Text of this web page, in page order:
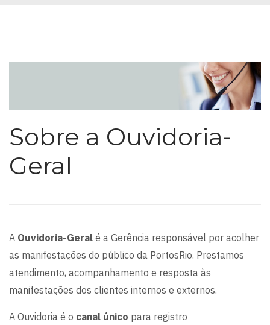
Sobre a Ouvidoria-
Geral
A Ouvidoria-Geral é a Gerência responsável por acolher
as manifestações do público da PortosRio. Prestamos
atendimento, acompanhamento e resposta às
manifestações dos clientes internos e externos.
A Ouvidoria é o canal único para registro